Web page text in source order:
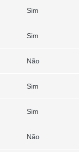
Sim
Sim
Não
Sim
Sim
Não